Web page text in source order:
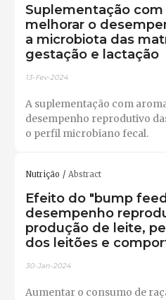
Suplementação
melhorar o
a microbiota das
gestação e lactação
13-Fev-2024
A suplementação com
desempenho reprodutivo
o perfil microbiano fecal.
Nutrição Abstract
Efeito do "bump
desempenho
produção de leite,
dos leitões e
30-Jan-2024
Aumentar o consumo de